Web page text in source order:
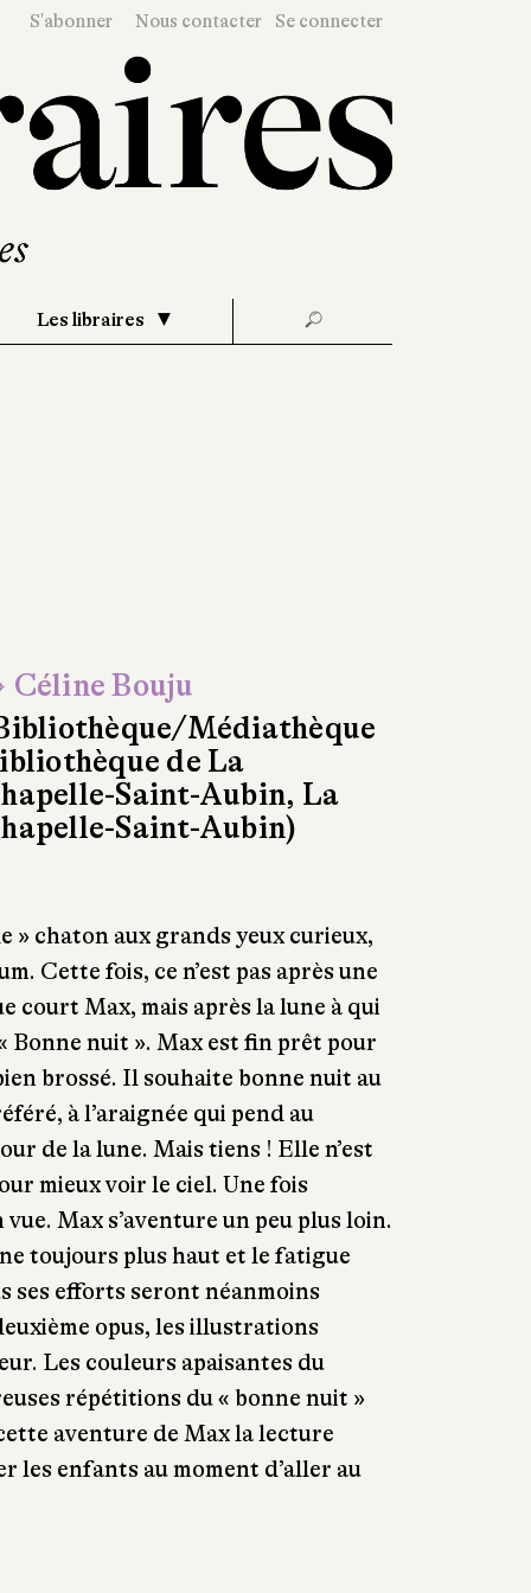
S'abonner Nous contacter Se connecter
Les libraires 🔎
Bouju
Médiathèque
de La
Saint-Aubin, La
Saint-Aubin)
» chaton aux grands yeux curieux,
Cette fois, ce n’est pas après une
court Max, mais après la lune à qui
Bonne nuit ». Max est fin prêt pour
brossé. Il souhaite bonne nuit au
à l’araignée qui pend au
de la lune. Mais tiens ! Elle n’est
mieux voir le ciel. Une fois
Max s’aventure un peu plus loin.
toujours plus haut et le fatigue
ses efforts seront néanmoins
opus, les illustrations
Les couleurs apaisantes du
répétitions du « bonne nuit »
aventure de Max la lecture
les enfants au moment d’aller au